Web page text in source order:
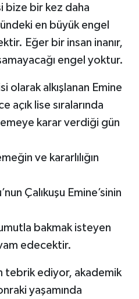
bize bir kez daha
en büyük engel
Eğer bir insan inanır,
engel yoktur.
olarak alkışlanan Emine
açık lise sıralarında
karar verdiği gün
ve kararlılığın
Çalıkuşu Emine’sinin
bakmak isteyen
edecektir.
tebrik ediyor, akademik
yaşamında